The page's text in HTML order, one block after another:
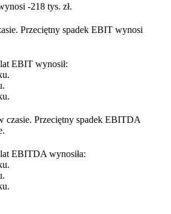
-218 tys. zł.
Przeciętny spadek EBIT wynosi
EBIT wynosił:
czasie. Przeciętny spadek EBITDA
EBITDA wynosiła: